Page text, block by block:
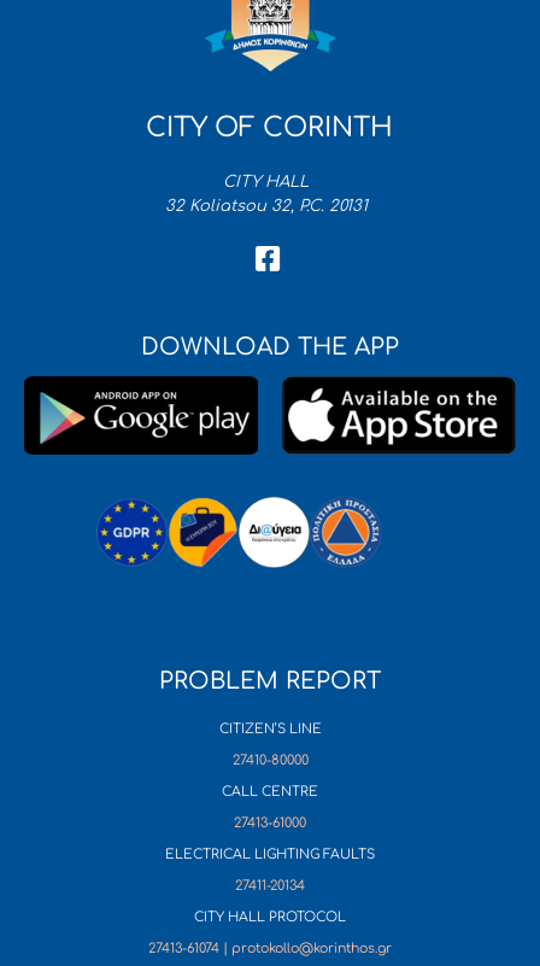
CITY OF CORINTH
CITY HALL
32 Koliatsou 32, P.C. 20131
DOWNLOAD THE APP
PROBLEM REPORT
CITIZEN’S LINE
27410-80000
CALL CENTRE
27413-61000
ELECTRICAL LIGHTING FAULTS
27411-20134
CITY HALL PROTOCOL
27413-61074 | protokollo@korinthos.gr